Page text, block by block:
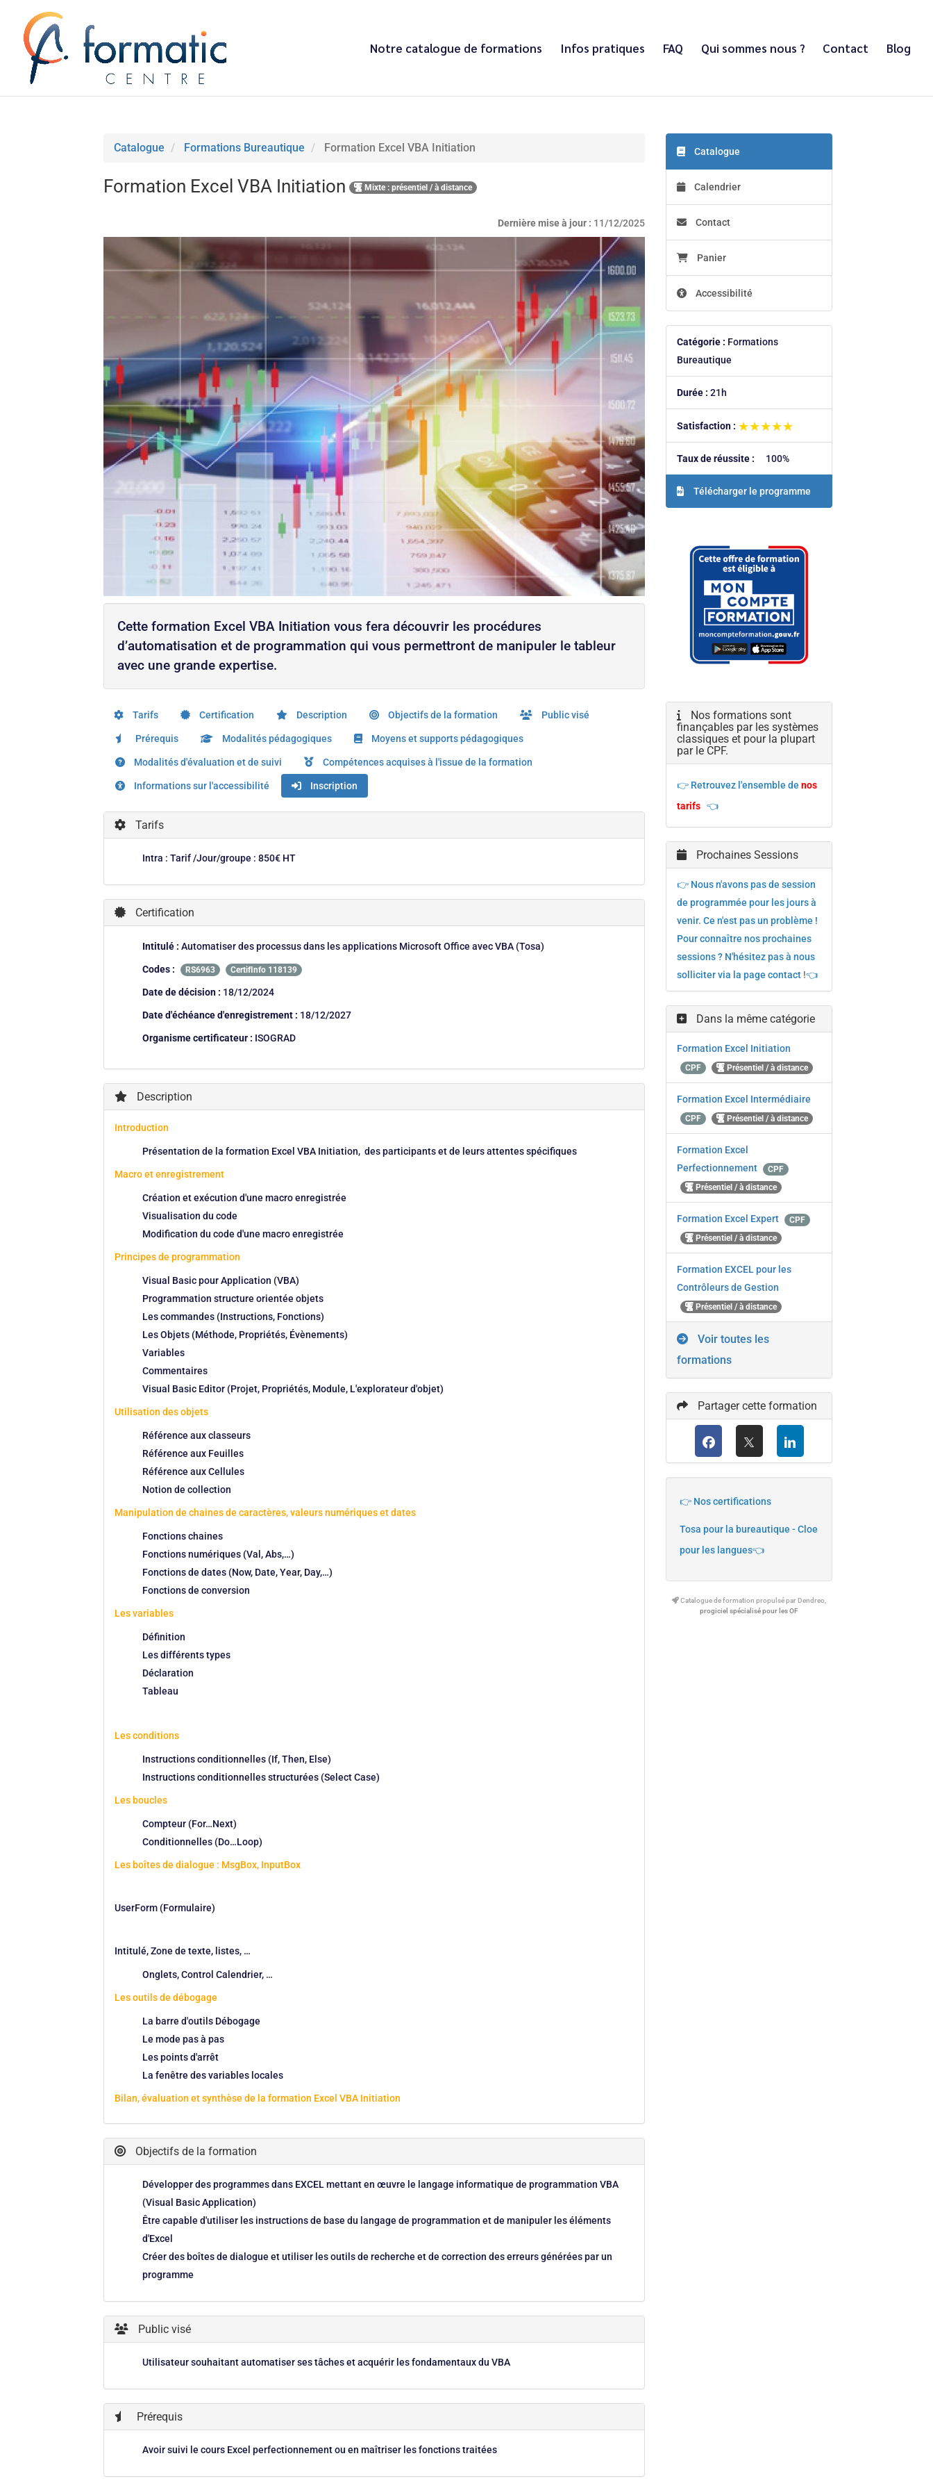
Notre catalogue de formations Infos pratiques FAQ Qui sommes nous ? Contact Blog
Catalogue Formations Bureautique Formation Excel VBA Initiation
Formation Excel VBA Initiation Mixte : présentiel / à distance
Dernière mise à jour : 11/12/2025
Cette formation Excel VBA Initiation vous fera découvrir les procédures
d’automatisation et de programmation qui vous permettront de manipuler le tableur
avec une grande expertise.
Tarifs Certification Description Objectifs de la formation Public visé
Prérequis Modalités pédagogiques Moyens et supports pédagogiques
Modalités d'évaluation et de suivi Compétences acquises à l'issue de la formation
Informations sur l'accessibilité Inscription
Tarifs
Intra : Tarif /Jour/groupe : 850€ HT
Certification
Intitulé : Automatiser des processus dans les applications Microsoft Office avec VBA (Tosa)
Codes : RS6963 CertifInfo 118139
Date de décision : 18/12/2024
Date d'échéance d'enregistrement : 18/12/2027
Organisme certificateur : ISOGRAD
Description
Introduction
Présentation de la formation Excel VBA Initiation, des participants et de leurs attentes spécifiques
Macro et enregistrement
Création et exécution d'une macro enregistrée
Visualisation du code
Modification du code d'une macro enregistrée
Principes de programmation
Visual Basic pour Application (VBA)
Programmation structure orientée objets
Les commandes (Instructions, Fonctions)
Les Objets (Méthode, Propriétés, Évènements)
Variables
Commentaires
Visual Basic Editor (Projet, Propriétés, Module, L'explorateur d'objet)
Utilisation des objets
Référence aux classeurs
Référence aux Feuilles
Référence aux Cellules
Notion de collection
Manipulation de chaines de caractères, valeurs numériques et dates
Fonctions chaines
Fonctions numériques (Val, Abs,…)
Fonctions de dates (Now, Date, Year, Day,…)
Fonctions de conversion
Les variables
Définition
Les différents types
Déclaration
Tableau
Les conditions
Instructions conditionnelles (If, Then, Else)
Instructions conditionnelles structurées (Select Case)
Les boucles
Compteur (For…Next)
Conditionnelles (Do…Loop)
Les boîtes de dialogue : MsgBox, InputBox
UserForm (Formulaire)
Intitulé, Zone de texte, listes, …
Onglets, Control Calendrier, …
Les outils de débogage
La barre d'outils Débogage
Le mode pas à pas
Les points d'arrêt
La fenêtre des variables locales
Bilan, évaluation et synthèse de la formation Excel VBA Initiation
Objectifs de la formation
Développer des programmes dans EXCEL mettant en œuvre le langage informatique de programmation VBA
(Visual Basic Application)
Être capable d'utiliser les instructions de base du langage de programmation et de manipuler les éléments
d'Excel
Créer des boîtes de dialogue et utiliser les outils de recherche et de correction des erreurs générées par un
programme
Public visé
Utilisateur souhaitant automatiser ses tâches et acquérir les fondamentaux du VBA
Prérequis
Avoir suivi le cours Excel perfectionnement ou en maîtriser les fonctions traitées
Catalogue
Calendrier
Contact
Panier
Accessibilité
Catégorie : Formations
Bureautique
Durée : 21h
Satisfaction : ★★★★★
★★★★★
Taux de réussite : 100%
Télécharger le programme
Nos formations sont
finançables par les systèmes
classiques et pour la plupart
par le CPF.
👉 Retrouvez l'ensemble de nos
tarifs 👈
Prochaines Sessions
👉 Nous n'avons pas de session
de programmée pour les jours à
venir. Ce n'est pas un problème !
Pour connaître nos prochaines
sessions ? N'hésitez pas à nous
solliciter via la page contact !👈
Dans la même catégorie
Formation Excel Initiation
CPF Présentiel / à distance
Formation Excel Intermédiaire
CPF Présentiel / à distance
Formation Excel
Perfectionnement
CPF
Présentiel / à distance
Formation Excel Expert
CPF
Présentiel / à distance
Formation EXCEL pour les
Contrôleurs de Gestion
Présentiel / à distance
Voir toutes les
formations
Partager cette formation
👉 Nos certifications
Tosa pour la bureautique - Cloe
pour les langues👈
Catalogue de formation propulsé par Dendreo,
progiciel spécialisé pour les OF